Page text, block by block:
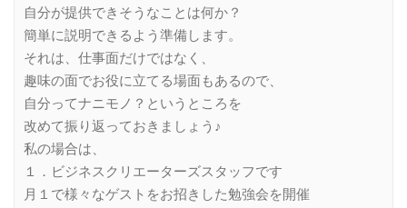
自分が提供できそうなことは何か？
簡単に説明できるよう準備します。
それは、仕事面だけではなく、
趣味の面でお役に立てる場面もあるので、
自分ってナニモノ？というところを
改めて振り返っておきましょう♪
私の場合は、
１．ビジネスクリエーターズスタッフです
月１で様々なゲストをお招きした勉強会を開催